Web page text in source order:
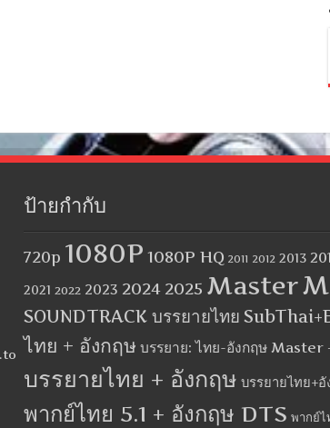
ป้ายกำกับ
720p 1080P 1080P HQ 2011 2012 2013
2021 2022 2023 2024 2025 Master
SOUNDTRACK บรรยายไทย
ไทย + อังกฤษ บรรยาย: ไทย-อังกฤษ Master
บรรยายไทย + อังกฤษ บรรยายไทย+อั
พากย์ไทย 5.1 + อังกฤษ DTS พากย์ไ